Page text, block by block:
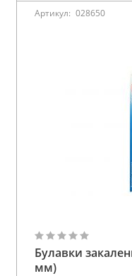
Артикул: 028650
Булавки
мм)